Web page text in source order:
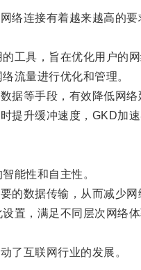
连接有着越来越高的要
具，旨在优化用户的网
流量进行优化和管理。
等手段，有效降低网络
升缓冲速度，GKD加
能性和自主性。
数据传输，从而减少网
，满足不同层次网络体
互联网行业的发展。